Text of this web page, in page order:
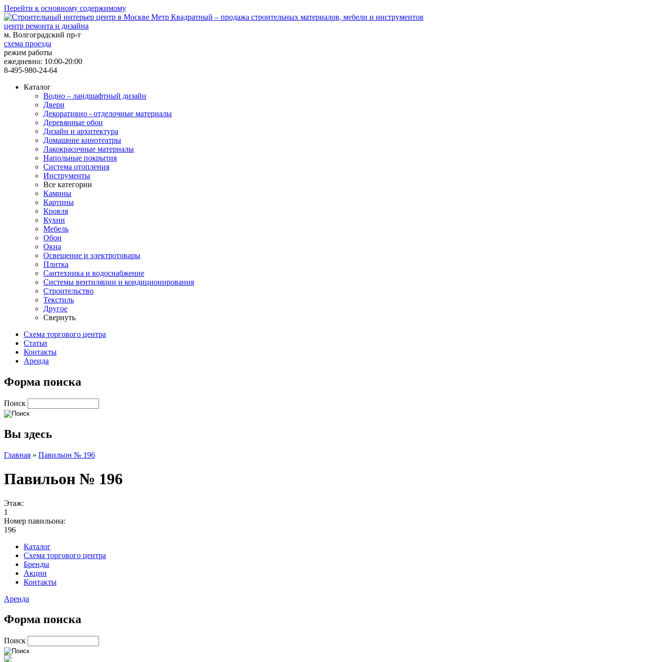
Перейти к основному содержимому
центр ремонта и дизайна
м. Волгоградский пр-т
схема проезда
режим работы
ежедневно: 10:00-20:00
8-495-980-24-64
Каталог
Водно – ландшафтный дизайн
Двери
Декоративно - отделочные материалы
Деревянные обои
Дизайн и архитектура
Домашние кинотеатры
Лакокрасочные материалы
Напольные покрытия
Система отопления
Инструменты
Все категории
Камины
Картины
Кровля
Кухни
Мебель
Обои
Окна
Освещение и электротовары
Плитка
Сантехника и водоснабжение
Системы вентиляции и кондиционирования
Строительство
Текстиль
Другое
Свернуть
Схема торгового центра
Статьи
Контакты
Аренда
Форма поиска
Поиск
Вы здесь
Главная » Павильон № 196
Павильон № 196
Этаж:
1
Номер павильона:
196
Каталог
Схема торгового центра
Бренды
Акции
Контакты
Аренда
Форма поиска
Поиск